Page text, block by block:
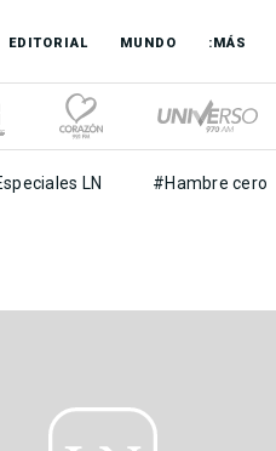
EDITORIAL MUNDO :MÁS
LN #Hambre cero